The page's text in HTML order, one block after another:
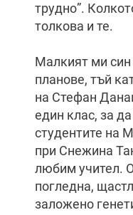
трудно”.
толкова и те.
Малкият ми
планове, тъй
на Стефан
един клас, за
студентите на
при Снежина
любим учител.
погледна,
заложено